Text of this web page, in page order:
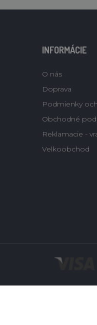
INFORMÁCIE
O nás
Doprava
Podmienky
Obchodné
Reklamacie -
Velkoobchod